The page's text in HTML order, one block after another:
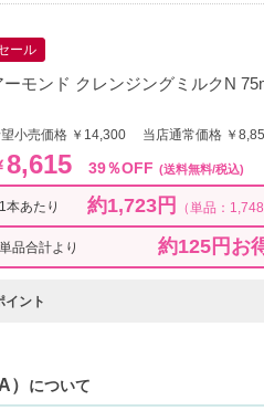
ール
ーモンド クレンジングミルクN
小売価格 ￥14,300 当店通常価格 ￥
8,615 39％OFF (送料無料/税込)
1本あたり 約1,723円 （単品：1,748
単品合計より 約125円お
イント
について